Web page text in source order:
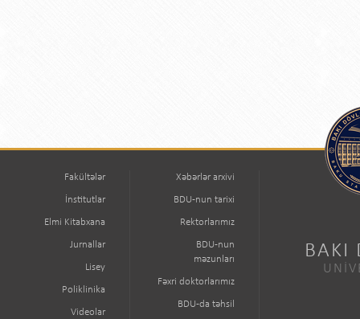
Fakültələr
İnstitutlar
Elmi Kitabxana
Jurnallar
Lisey
Poliklinika
Videolar
Xəbərlər arxivi
BDU-nun tarixi
Rektorlarımız
BDU-nun
məzunları
Fəxri doktorlarımız
BDU-da təhsil
BAKI